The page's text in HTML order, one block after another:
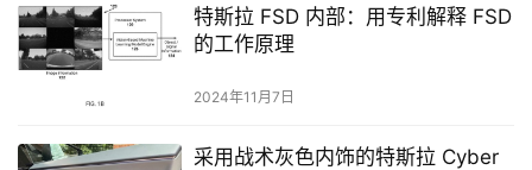
特斯拉 FSD 内部：用专利解释 FSD
的工作原理
2024年11月7日
采用战术灰色内饰的特斯拉 Cyber​​